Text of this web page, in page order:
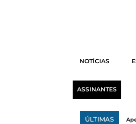
NOTÍCIAS
ASSINANTES
ÚLTIMAS